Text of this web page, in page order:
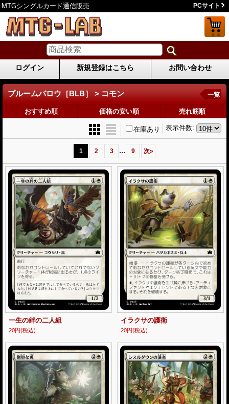
MTGシングルカード通信販売 PCサイト
ログイン 新規登録はこちら お問い合わせ
ブルームバロウ［BLB］ > コモン 一覧
おすすめ順 価格の安い順 売れ筋順
表示件数:
在庫あり
1 2 3 ... 9 次»
一生の絆の二人組
20円(税込)
イラクサの護衛
20円(税込)